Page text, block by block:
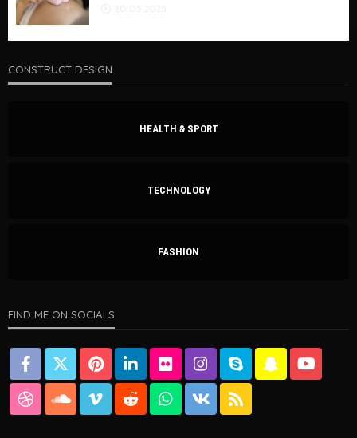
CONSTRUCT DESIGN
HEALTH & SPORT
TECHNOLOGY
FASHION
FIND ME ON SOCIALS